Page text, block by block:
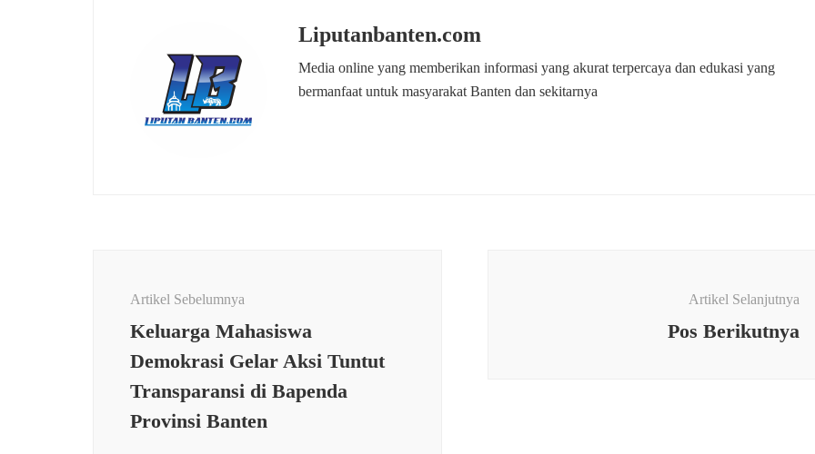
Liputanbanten.com
Media online yang memberikan informasi yang akurat terpercaya dan edukasi yang
bermanfaat untuk masyarakat Banten dan sekitarnya
Artikel Sebelumnya
Keluarga Mahasiswa
Demokrasi Gelar Aksi Tuntut
Transparansi di Bapenda
Provinsi Banten
Artikel Selanjutnya
Pos Berikutnya